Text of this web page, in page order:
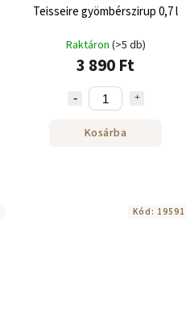
Teisseire gyömbérszirup 0,7 l
Raktáron (>5 db)
3 890 Ft
Kosárba
Kód: 19591